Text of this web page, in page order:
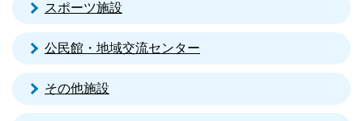
スポーツ施設
公民館・地域交流センター
その他施設